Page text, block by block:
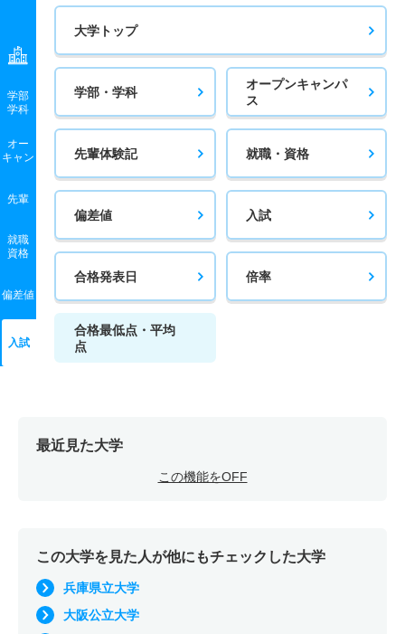
学部
学科
オー
キャン
先輩
就職
資格
偏差値
入試
大学トップ
学部・学科
オープンキャンパ
ス
先輩体験記 就職・資格
偏差値 入試
合格発表日 倍率
合格最低点・平均
点
最近見た大学
この機能をOFF
この大学を見た人が他にもチェックした大学
兵庫県立大学
大阪公立大学